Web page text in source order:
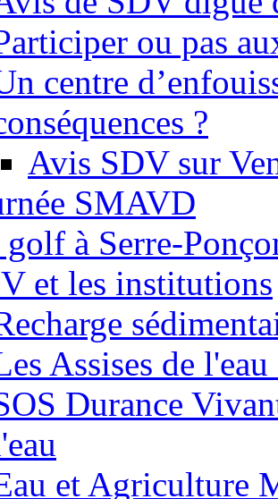
ou pas
centre
?
Avis SDV sur
SMAVD
à Serre-
et les institutions
Assises de
Durance
et Agriculture